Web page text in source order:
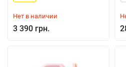
Нет в наличии
3 390 грн.